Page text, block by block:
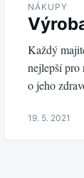
NÁKUPY
Každý
nejlepší pro
o jeho
19. 5. 2021